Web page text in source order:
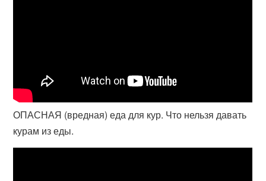
ОПАСНАЯ (вредная) еда для кур. Что нельзя давать
курам из еды.